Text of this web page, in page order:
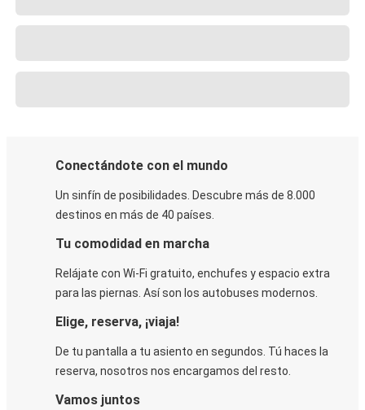
Conectándote con el mundo
Un sinfín de posibilidades. Descubre más de 8.000
destinos en más de 40 países.
Tu comodidad en marcha
Relájate con Wi-Fi gratuito, enchufes y espacio extra
para las piernas. Así son los autobuses modernos.
Elige, reserva, ¡viaja!
De tu pantalla a tu asiento en segundos. Tú haces la
reserva, nosotros nos encargamos del resto.
Vamos juntos